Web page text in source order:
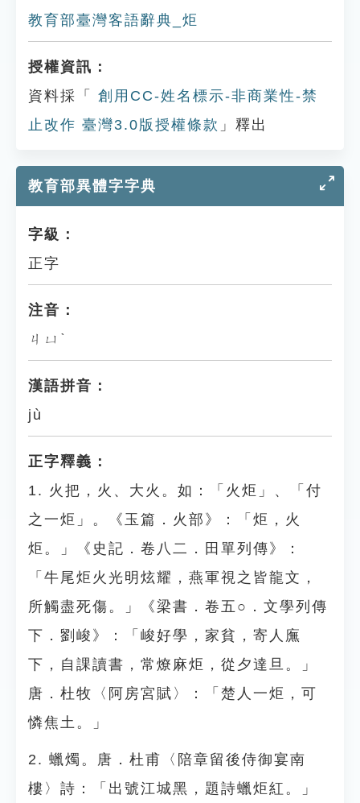
教育部臺灣客語辭典_炬
授權資訊：
資料採「
創用CC-姓名標示-非商業性-禁
止改作 臺灣3.0版授權條款 」釋出
教育部異體字字典
字級：
正字
注音：
ㄐㄩˋ
漢語拼音：
jù
正字釋義：
1. 火把，火、大火。如：「火炬」、「付
之一炬」。《玉篇．火部》：「炬，火
炬。」《史記．卷八二．田單列傳》：
「牛尾炬火光明炫耀，燕軍視之皆龍文，
所觸盡死傷。」《梁書．卷五○．文學列傳
下．劉峻》：「峻好學，家貧，寄人廡
下，自課讀書，常燎麻炬，從夕達旦。」
唐．杜牧〈阿房宮賦〉：「楚人一炬，可
憐焦土。」
2. 蠟燭。唐．杜甫〈陪章留後侍御宴南
樓〉詩：「出號江城黑，題詩蠟炬紅。」